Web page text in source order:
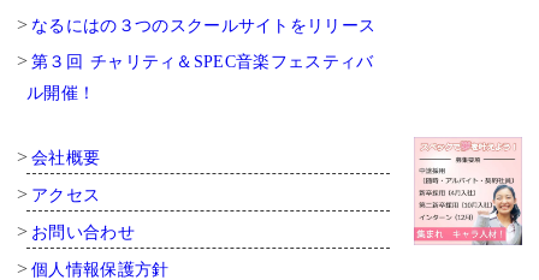
なるにはの３つのスクールサイトをリリース
第３回 チャリティ＆SPEC音楽フェスティバ
ル開催！
会社概要
アクセス
お問い合わせ
個人情報保護方針